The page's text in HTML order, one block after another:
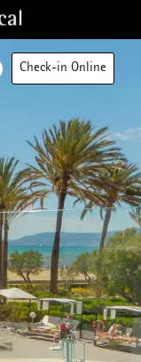
Check-in Online